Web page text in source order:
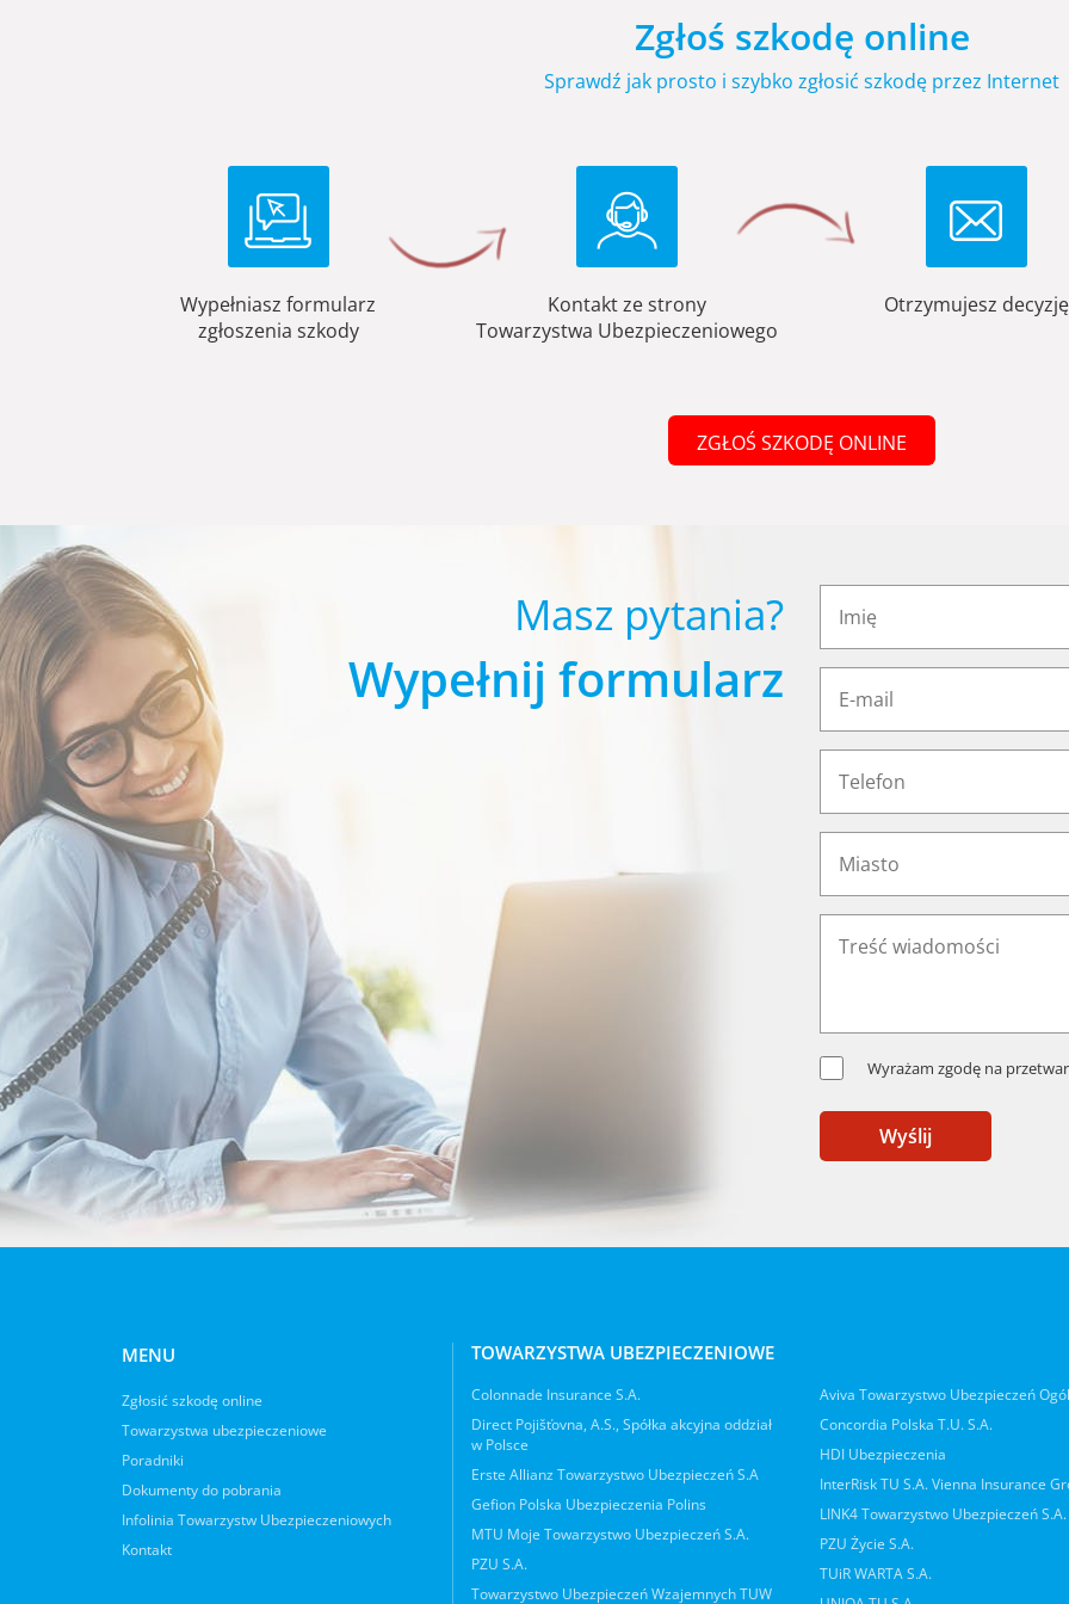
Zgłoś szkodę online
Sprawdź jak prosto i szybko zgłosić szkodę przez Internet
Wypełniasz formularz
zgłoszenia szkody
Kontakt ze strony
Towarzystwa Ubezpieczeniowego
Otrzymujesz decyzję
ZGŁOŚ SZKODĘ ONLINE
Masz pytania?
Wypełnij formularz
Wyrażam zgodę na
Wyślij
MENU
Zgłosić szkodę online
Towarzystwa ubezpieczeniowe
Poradniki
Dokumenty do pobrania
Infolinia Towarzystw Ubezpieczeniowych
Kontakt
TOWARZYSTWA UBEZPIECZENIOWE
Colonnade Insurance S.A.
Direct Pojišťovna, A.S., Spółka akcyjna oddział
w Polsce
Erste Allianz Towarzystwo Ubezpieczeń S.A
Gefion Polska Ubezpieczenia Polins
MTU Moje Towarzystwo Ubezpieczeń S.A.
PZU S.A.
Towarzystwo Ubezpieczeń Wzajemnych TUW
Aviva Towarzystwo Ubezpieczeń
Concordia Polska T.U. S.A.
HDI Ubezpieczenia
InterRisk TU S.A. Vienna Insurance
LINK4 Towarzystwo Ubezpieczeń S.A.
PZU Życie S.A.
TUiR WARTA S.A.